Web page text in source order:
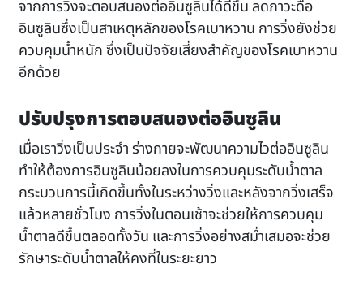
จากการวิ่งจะตอบสนองต่ออินซูลินได้ดีขึ้น ลดภาวะดื้อ
อินซูลินซึ่งเป็นสาเหตุหลักของโรคเบาหวาน การวิ่งยังช่วย
ควบคุมน้ำหนัก ซึ่งเป็นปัจจัยเสี่ยงสำคัญของโรคเบาหวาน
อีกด้วย
ปรับปรุงการตอบสนองต่ออินซูลิน
เมื่อเราวิ่งเป็นประจำ ร่างกายจะพัฒนาความไวต่ออินซูลิน
ทำให้ต้องการอินซูลินน้อยลงในการควบคุมระดับน้ำตาล
กระบวนการนี้เกิดขึ้นทั้งในระหว่างวิ่งและหลังจากวิ่งเสร็จ
แล้วหลายชั่วโมง การวิ่งในตอนเช้าจะช่วยให้การควบคุม
น้ำตาลดีขึ้นตลอดทั้งวัน และการวิ่งอย่างสม่ำเสมอจะช่วย
รักษาระดับน้ำตาลให้คงที่ในระยะยาว